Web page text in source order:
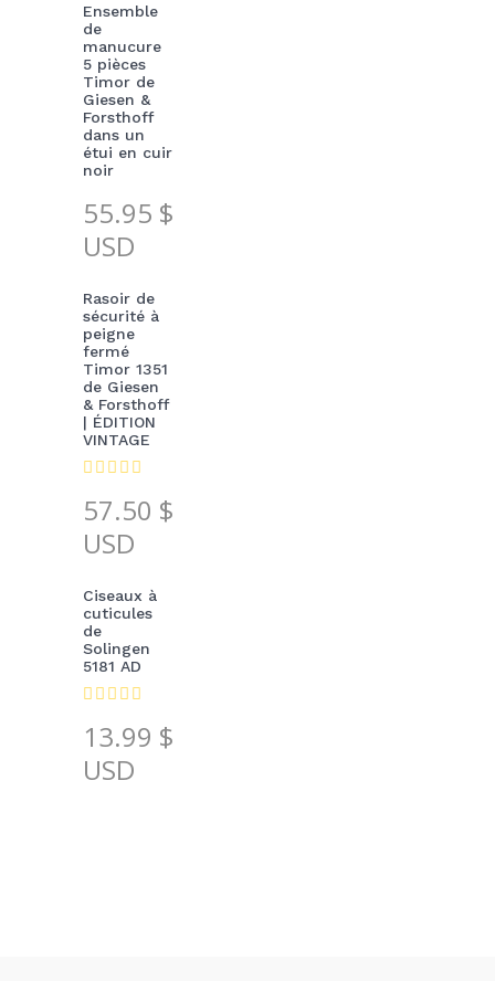
Ensemble
de
manucure
5 pièces
Timor de
Giesen &
Forsthoff
dans un
étui en cuir
noir
55.95 $
USD
Rasoir de
sécurité à
peigne
fermé
Timor 1351
de Giesen
& Forsthoff
| ÉDITION
VINTAGE
57.50 $
USD
Ciseaux à
cuticules
de
Solingen
5181 AD
13.99 $
USD